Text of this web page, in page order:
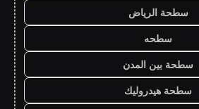
سطحة الرياض
سطحه
سطحة بين المدن
سطحة هيدروليك